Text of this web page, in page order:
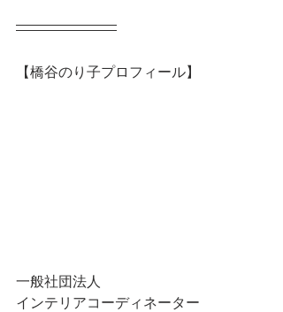
【橋谷のり子プロフィール】
一般社団法人
インテリアコーディネーター